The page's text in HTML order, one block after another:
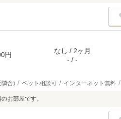
円
なし / 2ヶ月
- / -
隣含) ペット相談可 インターネット無料
お部屋です。